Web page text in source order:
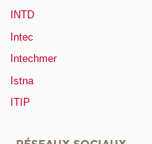
INTD
Intec
Intechmer
Istna
ITIP